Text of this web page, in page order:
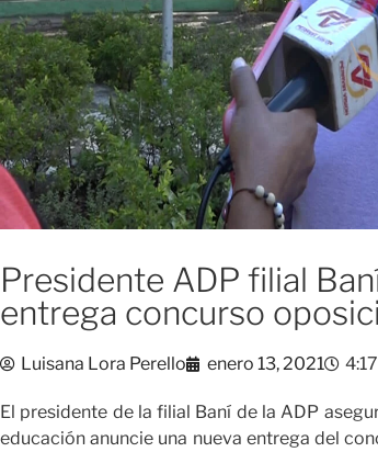
Presidente ADP filial
entrega concurso
Luisana Lora Perello enero 13, 2021
El presidente de la filial Baní de la ADP
educación anuncie una nueva entrega del